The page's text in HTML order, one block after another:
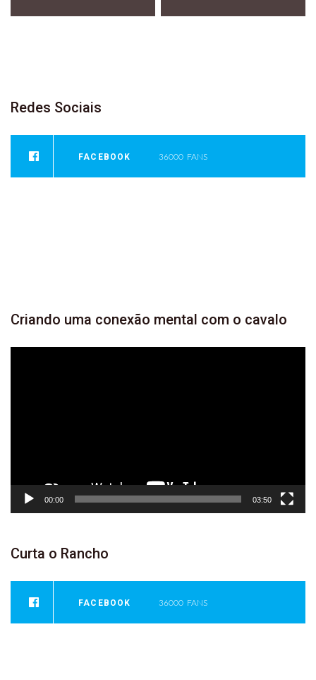
Redes Sociais
FACEBOOK 36000 FANS
Criando uma conexão mental com o cavalo
00:00 03:50
Curta o Rancho
FACEBOOK 36000 FANS